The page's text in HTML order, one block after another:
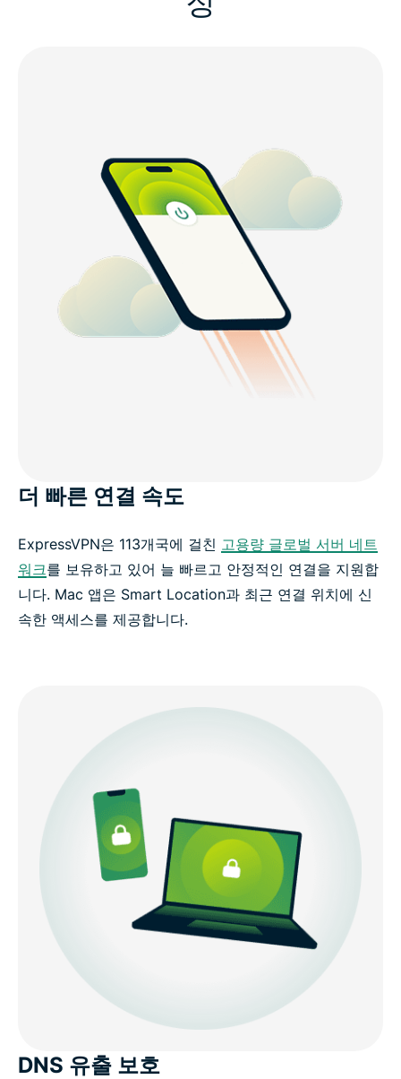
더 빠른 연결 속도
ExpressVPN은 113개국에 걸친 고용량 글로벌 서버 네트
워크를 보유하고 있어 늘 빠르고 안정적인 연결을 지원합
니다. Mac 앱은 Smart Location과 최근 연결 위치에 신
속한 액세스를 제공합니다.
DNS 유출 보호